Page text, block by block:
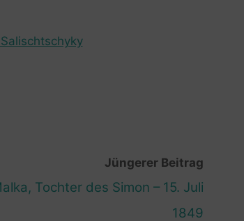
Jüngerer Beitrag
Tochter des Simon – 15. Juli
1849